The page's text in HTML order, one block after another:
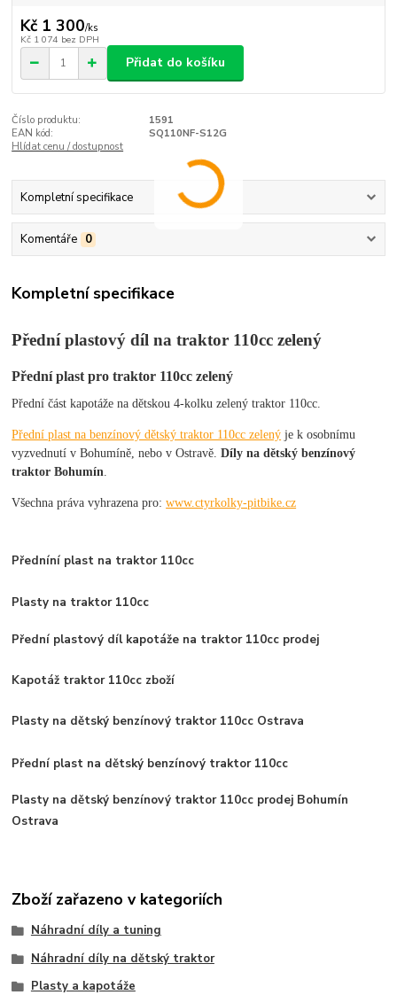
Kč 1 300/ks
Kč 1 074 bez DPH
Přidat do košíku
Číslo produktu:
1591
EAN kód:
SQ110NF-S12G
Hlídat cenu / dostupnost
Kompletní specifikace
Komentáře 0
Kompletní specifikace
Přední plastový díl na traktor 110cc zelený
Přední plast pro traktor 110cc zelený
Přední část kapotáže na dětskou 4-kolku zelený traktor 110cc.
Přední plast na benzínový dětský traktor 110cc zelený je k osobnímu
vyzvednutí v Bohumíně, nebo v Ostravě.Díly na dětský benzínový
traktor Bohumín
Všechna práva vyhrazena pro:www.ctyrkolky-pitbike.cz
Předníní plast na traktor 110cc
Plasty na traktor 110cc
Přední plastový díl kapotáže na traktor 110cc prodej
Kapotáž traktor 110cc zboží
Plasty na dětský benzínový traktor 110cc Ostrava
Přední plast na dětský benzínový traktor 110cc
Plasty na dětský benzínový traktor 110cc prodej Bohumín
Ostrava
Zboží zařazeno v kategoriích
Náhradní díly a tuning
Náhradní díly na dětský traktor
Plasty a kapotáže